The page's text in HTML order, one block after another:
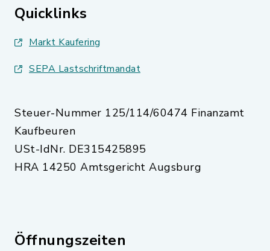
Quicklinks
Markt Kaufering
SEPA Lastschriftmandat
Steuer-Nummer 125/114/60474 Finanzamt
Kaufbeuren
USt-IdNr. DE315425895
HRA 14250 Amtsgericht Augsburg
Öffnungszeiten